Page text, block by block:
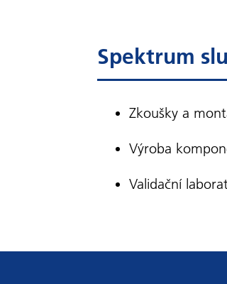
Spektrum
Zkoušky a
Výroba
Validační